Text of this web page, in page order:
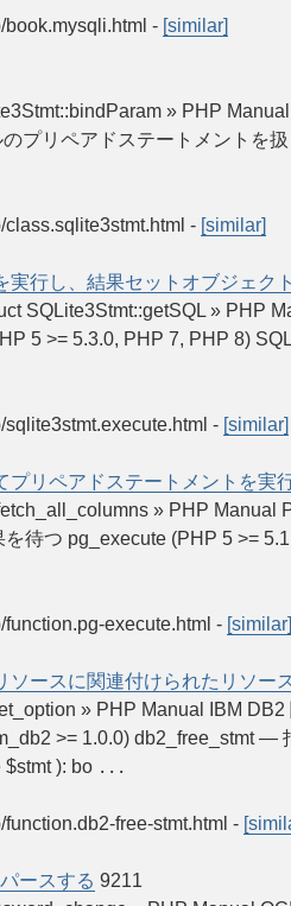
- [similar]
» PHP
プリペアドステートメントを
- [similar]
実行し、結果セットオブジェク
SQLite3Stmt::getSQL » PHP
5 >= 5.3.0, PHP 7, PHP 8)
- [similar]
プリペアドステートメントを実
» PHP Manual
を待つ pg_execute (PHP 5 >=
execute.html - [similar]
ソースに関連付けられたリソー
» PHP Manual IBM
>= 1.0.0) db2_free_stmt —
): bo ...
free-stmt.html -
ースする 9211